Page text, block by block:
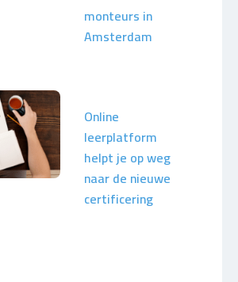
monteurs in
Amsterdam
Online
leerplatform
helpt je op weg
naar de nieuwe
certificering